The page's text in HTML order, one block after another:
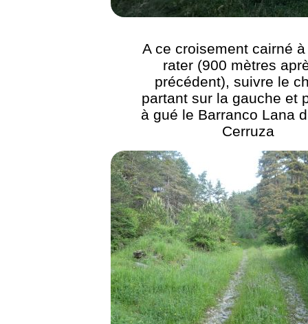
A ce croisement cairné
rater (900 mètres
précédent), suivre le
partant sur la gauche et
à gué le Barranco Lana
Cerruza